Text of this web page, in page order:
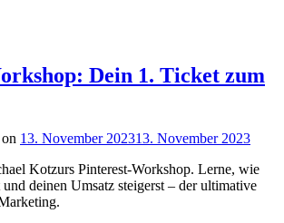
Dein 1. Ticket zum
13. November 202313. November 2023
Kotzurs Pinterest-Workshop. Lerne, wie
deinen Umsatz steigerst – der ultimative